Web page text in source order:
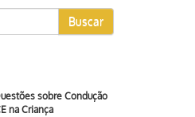
Buscar
sobre Condução
na Criança